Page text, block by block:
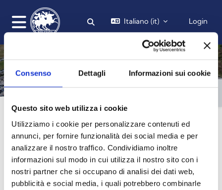
Consenso Dettagli Informazioni sui cookie
Questo sito web utilizza i cookie
Utilizziamo i cookie per personalizzare contenuti ed
annunci, per fornire funzionalità dei social media e per
analizzare il nostro traffico. Condividiamo inoltre
informazioni sul modo in cui utilizza il nostro sito con i
nostri partner che si occupano di analisi dei dati web,
pubblicità e social media, i quali potrebbero combinarle
Pannello laterale
Attiva/disattiva input di ricerca
Italiano ‎(it)‎ Login
Blocchi
Blocchi
Blocchi
Blocchi
Categorie di corso
Dipartimento di Giurisprudenza, Economia e
Sociologia
Scuola di Farmacia e Nutraceutica